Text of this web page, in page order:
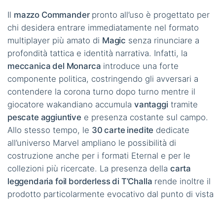
Il mazzo Commanderpronto all’uso è progettato per
chi desidera entrare immediatamente nel formato
multiplayer più amato di Magic senza rinunciare a
profondità tattica e identità narrativa. Infatti, la
meccanica del Monarca introduce una forte
componente politica, costringendo gli avversari a
contendere la corona turno dopo turno mentre il
giocatore wakandiano accumula vantaggi tramite
pescate aggiuntive e presenza costante sul campo.
Allo stesso tempo, le 30 carte inedite dedicate
all’universo Marvel ampliano le possibilità di
costruzione anche per i formati Eternal e per le
collezioni più ricercate. La presenza della carta
leggendaria foil borderless di T’Challa rende inoltre il
prodotto particolarmente evocativo dal punto di vista